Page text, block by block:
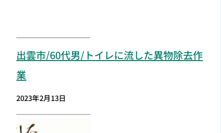
出雲市/60代男/トイレに流した異物除去作
業
2023年2月13日